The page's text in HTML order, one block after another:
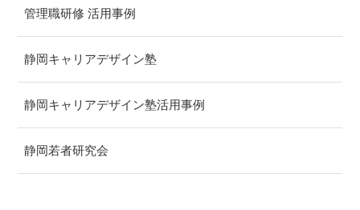
管理職研修 活用事例
静岡キャリアデザイン塾
静岡キャリアデザイン塾活用事例
静岡若者研究会